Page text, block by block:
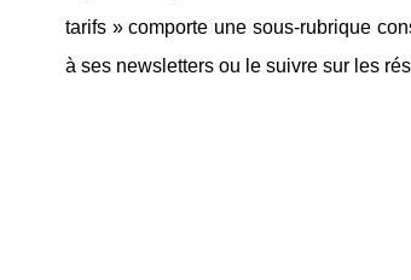
tarifs » comporte une sous-rubrique
à ses newsletters ou le suivre sur les